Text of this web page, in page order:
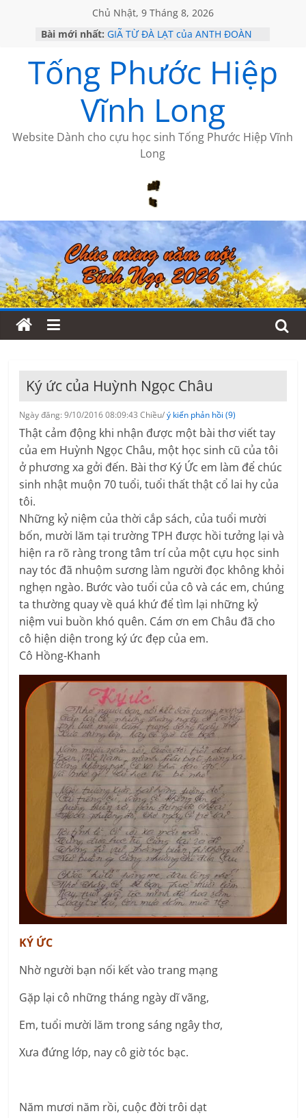
Chủ Nhật, 9 Tháng 8, 2026
Bài mới nhất: GIÃ TỪ ĐÀ LẠT của ANTH ĐOÀN
KHÔNG ĐỀ 20 CỦA THÁI LÃO
KHÔNG ĐỀ 19 CỦA THÁI LÃO
CHÙM THƠ CỦA BÍCH HÀ
Tống Phước Hiệp
Vĩnh Long
Website Dành cho cựu học sinh Tống Phước Hiệp Vĩnh
Long
Ký ức của Huỳnh Ngọc Châu
Ngày đăng: 9/10/2016 08:09:43 Chiều/ý kiến phản hồi (9)
Thật cảm động khi nhận được một bài thơ viết tay
của em Huỳnh Ngọc Châu, một học sinh cũ của tôi
ở phương xa gởi đến. Bài thơ Ký Ức em làm để chúc
sinh nhật muộn 70 tuổi, tuổi thất thật cổ lai hy của
tôi.
Những kỷ niệm của thời cắp sách, của tuổi mười
bốn, mười lăm tại trường TPH được hồi tưởng lại và
hiện ra rõ ràng trong tâm trí của một cựu học sinh
nay tóc đã nhuộm sương làm người đọc không khỏi
nghẹn ngào. Bước vào tuổi của cô và các em, chúng
ta thường quay về quá khứ để tìm lại những kỷ
niệm vui buồn khó quên. Cám ơn em Châu đã cho
cô hiện diện trong ký ức đẹp của em.
Cô Hồng-Khanh
KÝ ỨC
Nhờ người bạn nối kết vào trang mạng
Gặp lại cô những tháng ngày dĩ vãng,
Em, tuổi mười lăm trong sáng ngây thơ,
Xưa đứng lớp, nay cô giờ tóc bạc.
Năm mươi năm rồi, cuộc đời trôi dạt